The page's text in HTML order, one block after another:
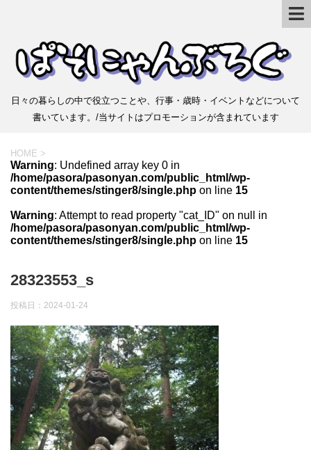
日々の暮らしの中で役立つことや、行事・歳時・イベントなどについて
書いています。/当サイトはプロモーションが含まれています
HOME >
Warning: Undefined array key 0 in
/home/pasora/pasonyan.com/public_html/wp-
content/themes/stinger8/single.php on line 15
Warning: Attempt to read property "cat_ID" on null in
/home/pasora/pasonyan.com/public_html/wp-
content/themes/stinger8/single.php on line 15
28323553_s
投稿日： 2024-01-24